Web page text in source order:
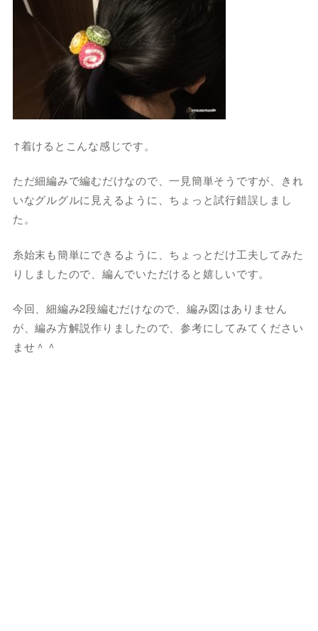
↑着けるとこんな感じです。
ただ細編みで編むだけなので、一見簡単そうですが、きれ
いなグルグルに見えるように、ちょっと試行錯誤しまし
た。
糸始末も簡単にできるように、ちょっとだけ工夫してみた
りしましたので、編んでいただけると嬉しいです。
今回、細編み2段編むだけなので、編み図はありません
が、編み方解説作りましたので、参考にしてみてください
ませ＾＾